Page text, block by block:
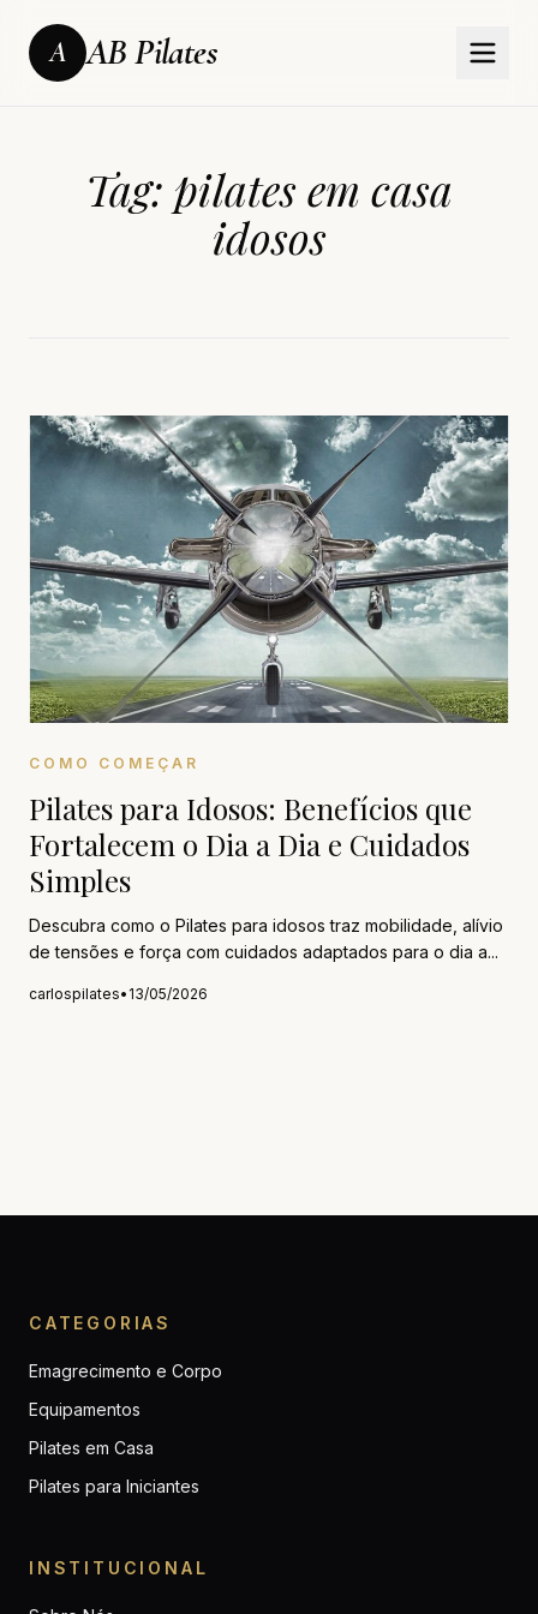
A AB Pilates
Tag: pilates em casa
idosos
COMO COMEÇAR
Pilates para Idosos: Benefícios que
Fortalecem o Dia a Dia e Cuidados
Simples
Descubra como o Pilates para idosos traz mobilidade, alívio
de tensões e força com cuidados adaptados para o dia a...
carlospilates• 13/05/2026
CATEGORIAS
Emagrecimento e Corpo
Equipamentos
Pilates em Casa
Pilates para Iniciantes
INSTITUCIONAL